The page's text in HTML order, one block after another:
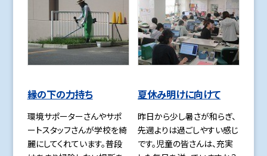
縁の下の力持ち
環境サポーターさんやサポ
ートスタッフさんが学校を綺
麗にしてくれています。普段
夏休み明けに向けて
昨日から少し暑さが和らぎ、
先週よりは過ごしやすい感じ
です。児童の皆さんは、充実